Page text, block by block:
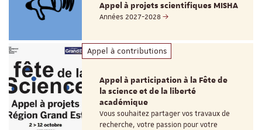
Appel à projets scientifiques MISHA
Années 2027-2028
Appel à contributions
Appel à participation à la Fête de
la science et de la liberté
académique
Vous souhaitez partager vos travaux de
recherche, votre passion pour votre